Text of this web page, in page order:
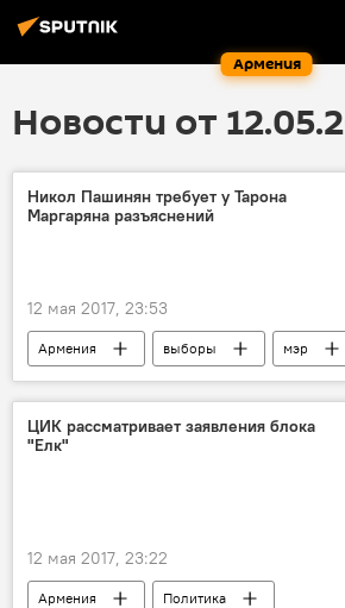
Армения
Новости от
Никол Пашинян требует у Тарона
Маргаряна разъяснений
12 мая 2017, 23:53
Армения выборы
мэр
Совет старейшин
ЦИК рассматривает заявления блока
"Елк"
12 мая 2017, 23:22
Армения Политика